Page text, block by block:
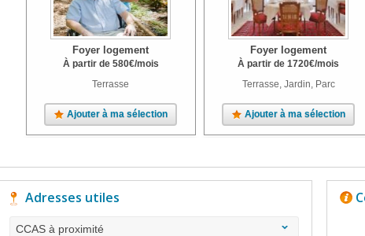
Foyer logement
À partir de 580€/mois
Terrasse
Ajouter à ma sélection
Foyer logement
À partir de1720€/mois
Terrasse, Jardin, Parc
Ajouter à ma sélection
Adresses utiles
CCAS à proximité